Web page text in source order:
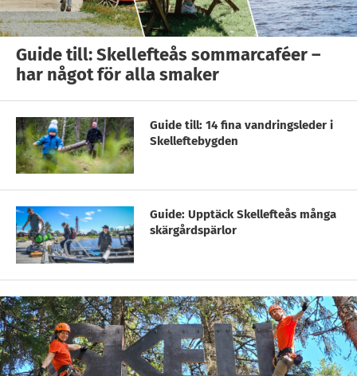
Guide till: Skellefteås sommarcaféer –
har något för alla smaker
Guide till: 14 fina vandringsleder i
Skelleftebygden
Guide: Upptäck Skellefteås många
skärgårdspärlor